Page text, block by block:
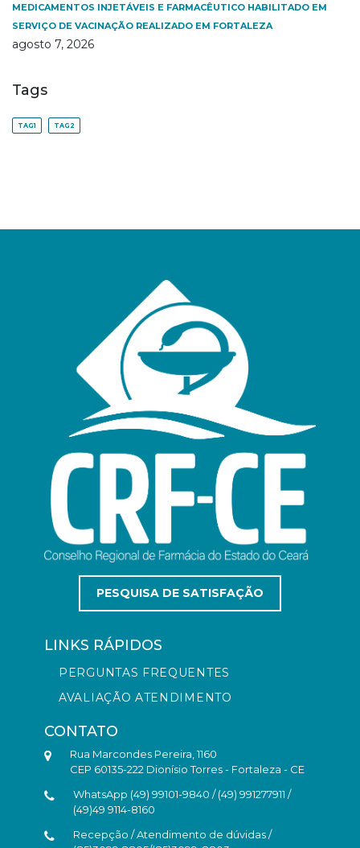
MEDICAMENTOS INJETÁVEIS E FARMACÊUTICO HABILITADO EM
SERVIÇO DE VACINAÇÃO REALIZADO EM FORTALEZA
agosto 7, 2026
Tags
TAG1 TAG2
PESQUISA DE SATISFAÇÃO
LINKS RÁPIDOS
PERGUNTAS FREQUENTES
AVALIAÇÃO ATENDIMENTO
CONTATO
Rua Marcondes Pereira, 1160
CEP 60135-222 Dionísio Torres - Fortaleza - CE
WhatsApp (49) 99101-9840 / (49) 991277911 /
(49)49 9114-8160
Recepção / Atendimento de dúvidas /